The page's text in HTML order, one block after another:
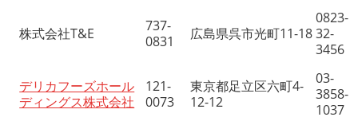
株式会社T&E
737-
0831
広島県呉市光町11-18
0823-
32-
3456
デリカフーズホール
ディングス株式会社
121-
0073
東京都足立区六町4-
12-12
03-
3858-
1037